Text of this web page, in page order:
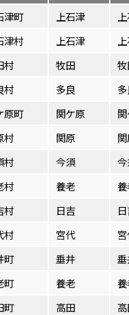
津町 上石津
津村 上石津
村 牧田
村 多良
原町 関ケ原
村 関原
村 今須
村 養老
村 日吉
村 宮代
町 垂井
町 養老
町 高田